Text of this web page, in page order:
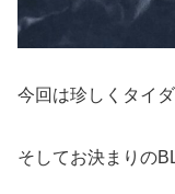
今回は珍しくタイダ
そしてお決まりの